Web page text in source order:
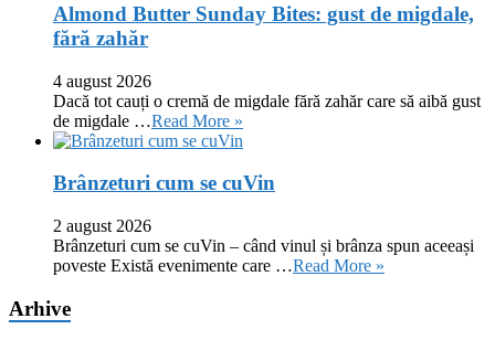
Almond Butter Sunday Bites: gust de migdale,
fără zahăr
4 august 2026
Dacă tot cauți o cremă de migdale fără zahăr care să aibă gust
de migdale …Read More »
Brânzeturi cum se cuVin
2 august 2026
Brânzeturi cum se cuVin – când vinul și brânza spun aceeași
poveste Există evenimente care …Read More »
Arhive